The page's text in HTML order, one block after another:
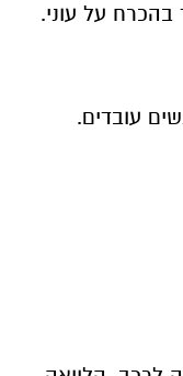
עובדים.